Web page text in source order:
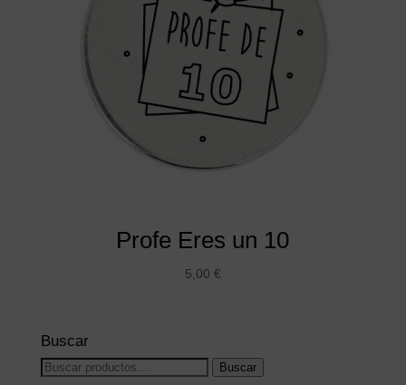
Profe Eres un 10
5,00 €
Buscar
Buscar
Buscar